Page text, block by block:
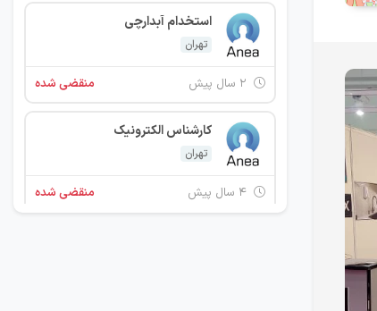
استخدام آبدارچی
تهران
منقضی شده
کارشناس الکترونیک
تهران
منقضی شده